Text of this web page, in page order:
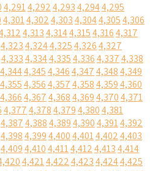
4,2914,2924,2934,2944,295
4,3014,3024,3034,3044,3054,306
4,3134,3144,3154,3164,317
4,3234,3244,3254,3264,327
4,3334,3344,3354,3364,3374,338
4,3444,3454,3464,3474,3484,349
4,3554,3564,3574,3584,3594,360
4,3664,3674,3684,3694,3704,371
4,3774,3784,3794,3804,381
4,3874,3884,3894,3904,3914,392
4,3984,3994,4004,4014,4024,403
4,4094,4104,4114,4124,4134,414
4,4214,4224,4234,4244,425